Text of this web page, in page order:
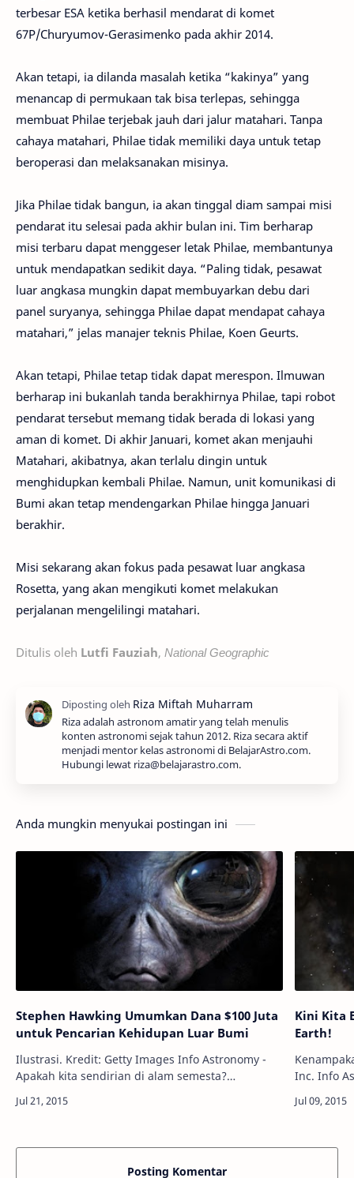
terbesar ESA ketika berhasil mendarat di komet
67P/Churyumov-Gerasimenko pada akhir 2014.
Akan tetapi, ia dilanda masalah ketika “kakinya” yang
menancap di permukaan tak bisa terlepas, sehingga
membuat Philae terjebak jauh dari jalur matahari. Tanpa
cahaya matahari, Philae tidak memiliki daya untuk tetap
beroperasi dan melaksanakan misinya.
Jika Philae tidak bangun, ia akan tinggal diam sampai misi
pendarat itu selesai pada akhir bulan ini. Tim berharap
misi terbaru dapat menggeser letak Philae, membantunya
untuk mendapatkan sedikit daya. “Paling tidak, pesawat
luar angkasa mungkin dapat membuyarkan debu dari
panel suryanya, sehingga Philae dapat mendapat cahaya
matahari,” jelas manajer teknis Philae, Koen Geurts.
Akan tetapi, Philae tetap tidak dapat merespon. Ilmuwan
berharap ini bukanlah tanda berakhirnya Philae, tapi robot
pendarat tersebut memang tidak berada di lokasi yang
aman di komet. Di akhir Januari, komet akan menjauhi
Matahari, akibatnya, akan terlalu dingin untuk
menghidupkan kembali Philae. Namun, unit komunikasi di
Bumi akan tetap mendengarkan Philae hingga Januari
berakhir.
Misi sekarang akan fokus pada pesawat luar angkasa
Rosetta, yang akan mengikuti komet melakukan
perjalanan mengelilingi matahari.
Ditulis oleh Lutfi Fauziah, National Geographic
Riza adalah astronom amatir yang telah menulis
konten astronomi sejak tahun 2012. Riza secara aktif
menjadi mentor kelas astronomi di BelajarAstro.com.
Hubungi lewat riza@belajarastro.com.
Anda mungkin menyukai postingan ini
Stephen Hawking Umumkan Dana $100 Juta
untuk Pencarian Kehidupan Luar Bumi
Ilustrasi. Kredit: Getty Images Info Astronomy -
Apakah kita sendirian di alam semesta?
galaksi kita, Bima Sakti, tampaknya mem…
Kini Kita
Earth!
Inc. Info Astronomy - Tim NASA New Horizons
Posting Komentar